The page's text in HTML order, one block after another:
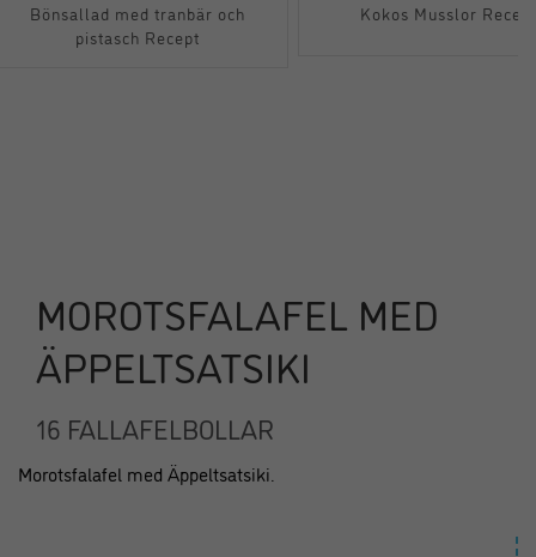
Bönsallad med tranbär och
pistasch Recept
Kokos Musslor Recept
MOROTSFALAFEL MED
ÄPPELTSATSIKI
16 FALLAFELBOLLAR
Morotsfalafel med Äppeltsatsiki.